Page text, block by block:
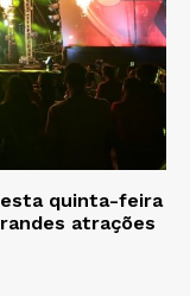
quinta-feira
atrações